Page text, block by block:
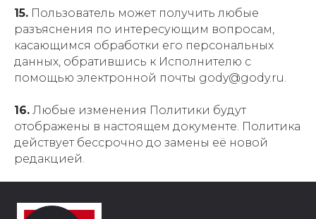
15. Пользователь может получить любые
разъяснения по интересующим вопросам,
касающимся обработки его персональных
данных, обратившись к Исполнителю с
помощью электронной почты gody@gody.ru.
16. Любые изменения Политики будут
отображены в настоящем документе. Политика
действует бессрочно до замены её новой
редакцией.